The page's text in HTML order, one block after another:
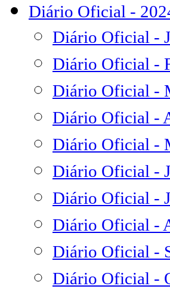
Diário Oficial -
Diário Oficial -
Diário Oficial -
Diário Oficial -
Diário Oficial -
Diário Oficial -
Diário Oficial -
Diário Oficial -
Diário Oficial -
Diário Oficial -
Diário Oficial -